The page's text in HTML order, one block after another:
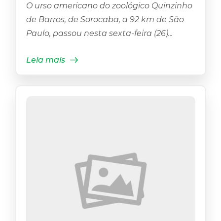
O urso americano do zoológico Quinzinho
de Barros, de Sorocaba, a 92 km de São
Paulo, passou nesta sexta-feira (26)...
Leia mais